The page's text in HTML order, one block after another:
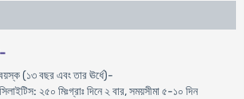
(১৩ বছর এবং তার ঊর্ধে)-
২৫০ মিঃগ্রাঃ দিনে ২ বার, সময়সীমা ৫-১০ দিন